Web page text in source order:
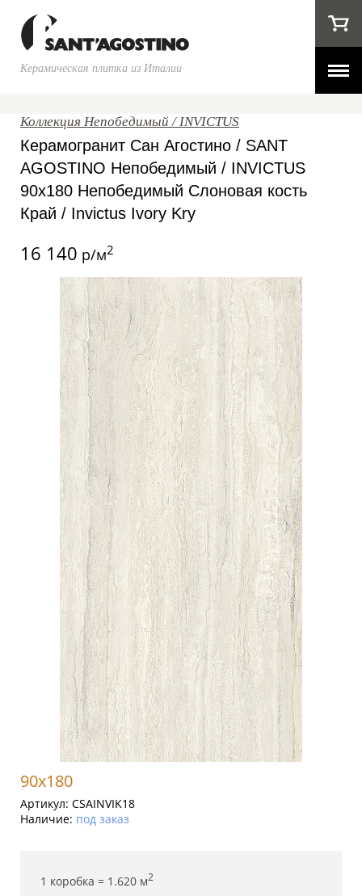
Керамическая плитка из Италии
Коллекция Непобедимый / INVICTUS
Керамогранит Сан Агостино / SANT
AGOSTINO Непобедимый / INVICTUS
90x180 Непобедимый Слоновая кость
Край / Invictus Ivory Kry
16 140 р/м2
90x180
Артикул: CSAINVIK18
Наличие: под заказ
1 коробка = 1.620 м2